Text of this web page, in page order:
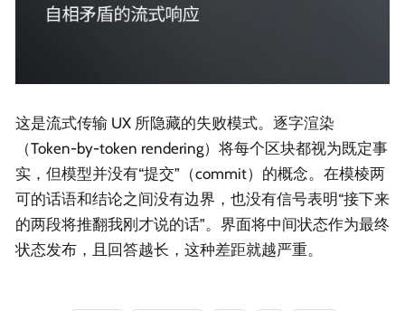
这是流式传输 UX 所隐藏的失败模式。逐字渲染
（Token-by-token rendering）将每个区块都视为既定事
实，但模型并没有“提交”（commit）的概念。在模棱两
可的话语和结论之间没有边界，也没有信号表明“接下来
的两段将推翻我刚才说的话”。界面将中间状态作为最终
状态发布，且回答越长，这种差距就越严重。